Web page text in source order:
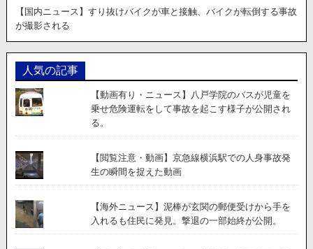
【国内ニュース】すり抜けバイクが車と接触、バイクが転倒する事故
が撮影される
人気の記事
【動画有り・ニュース】八戸学院のバスが児童を
乗せ危険運転をして事故を起こす様子が公開され
る。
【閲覧注意・動画】京急線横浜駅での人身事故発
生の瞬間を捉えた動画
【海外ニュース】泥棒が玄関の郵便受けから手を
入れるも住民に発見。撃退の一部始終が公開。